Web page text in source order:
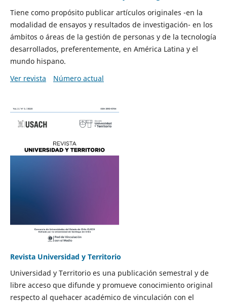
Tiene como propósito publicar artículos originales -en la
modalidad de ensayos y resultados de investigación- en los
ámbitos o áreas de la gestión de personas y de la tecnología
desarrollados, preferentemente, en América Latina y el
mundo hispano.
Ver revista
Número actual
Revista Universidad y Territorio
Universidad y Territorio es una publicación semestral y de
libre acceso que difunde y promueve conocimiento original
respecto al quehacer académico de vinculación con el